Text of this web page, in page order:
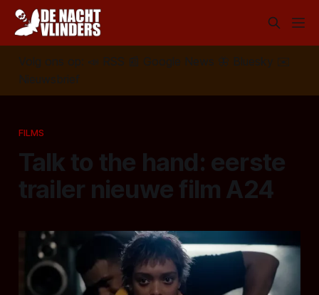
Volg ons op: 📣 RSS 📰 Google News 🦋 Bluesky
✉️
Nieuwsbrief
FILMS
Talk to the hand: eerste
trailer nieuwe film A24